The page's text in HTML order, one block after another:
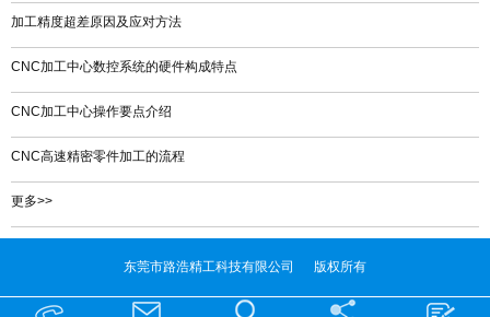
加工精度超差原因及应对方法
CNC加工中心数控系统的硬件构成特点
CNC加工中心操作要点介绍
CNC高速精密零件加工的流程
更多>>
东莞市路浩精工科技有限公司 版权所有